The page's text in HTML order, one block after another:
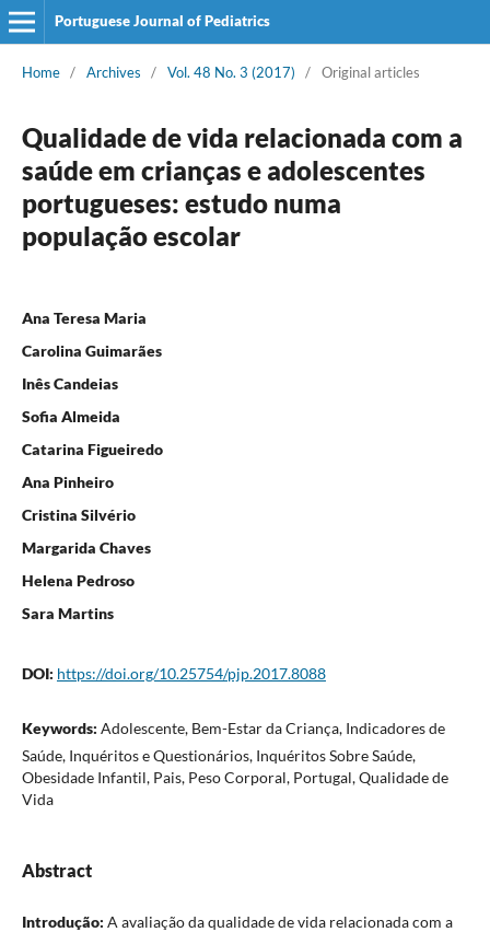
Portuguese Journal of Pediatrics
Home / Archives / Vol. 48 No. 3 (2017) / Original articles
Qualidade de vida relacionada com a
saúde em crianças e adolescentes
portugueses: estudo numa
população escolar
Ana Teresa Maria
Carolina Guimarães
Inês Candeias
Sofia Almeida
Catarina Figueiredo
Ana Pinheiro
Cristina Silvério
Margarida Chaves
Helena Pedroso
Sara Martins
DOI: https://doi.org/10.25754/pjp.2017.8088
Keywords: Adolescente, Bem-Estar da Criança, Indicadores de
Saúde, Inquéritos e Questionários, Inquéritos Sobre Saúde,
Obesidade Infantil, Pais, Peso Corporal, Portugal, Qualidade de
Vida
Abstract
Introdução: A avaliação da qualidade de vida relacionada com a